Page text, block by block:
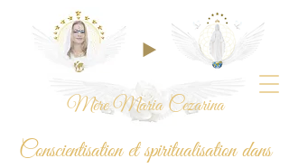
Mère Maria Cezarina
Conscientisation et spiritualisation dans